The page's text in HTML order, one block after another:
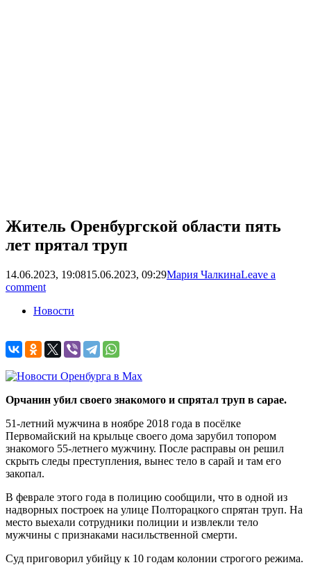
Житель Оренбургской области пять
лет прятал труп
14.06.2023, 19:0815.06.2023, 09:29Мария ЧалкинаLeave a
comment
Новости
Орчанин убил своего знакомого и спрятал труп в сарае.
51-летний мужчина в ноябре 2018 года в посёлке
Первомайский на крыльце своего дома зарубил топором
знакомого 55-летнего мужчину. После расправы он решил
скрыть следы преступления, вынес тело в сарай и там его
закопал.
В феврале этого года в полицию сообщили, что в одной из
надворных построек на улице Полторацкого спрятан труп. На
место выехали сотрудники полиции и извлекли тело
мужчины с признаками насильственной смерти.
Суд приговорил убийцу к 10 годам колонии строгого режима.